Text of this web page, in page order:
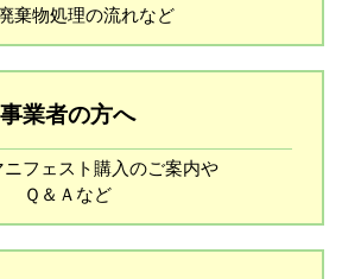
棄物処理の流れなど
事業者の方へ
フェスト購入のご案内や
Ｑ＆Ａなど